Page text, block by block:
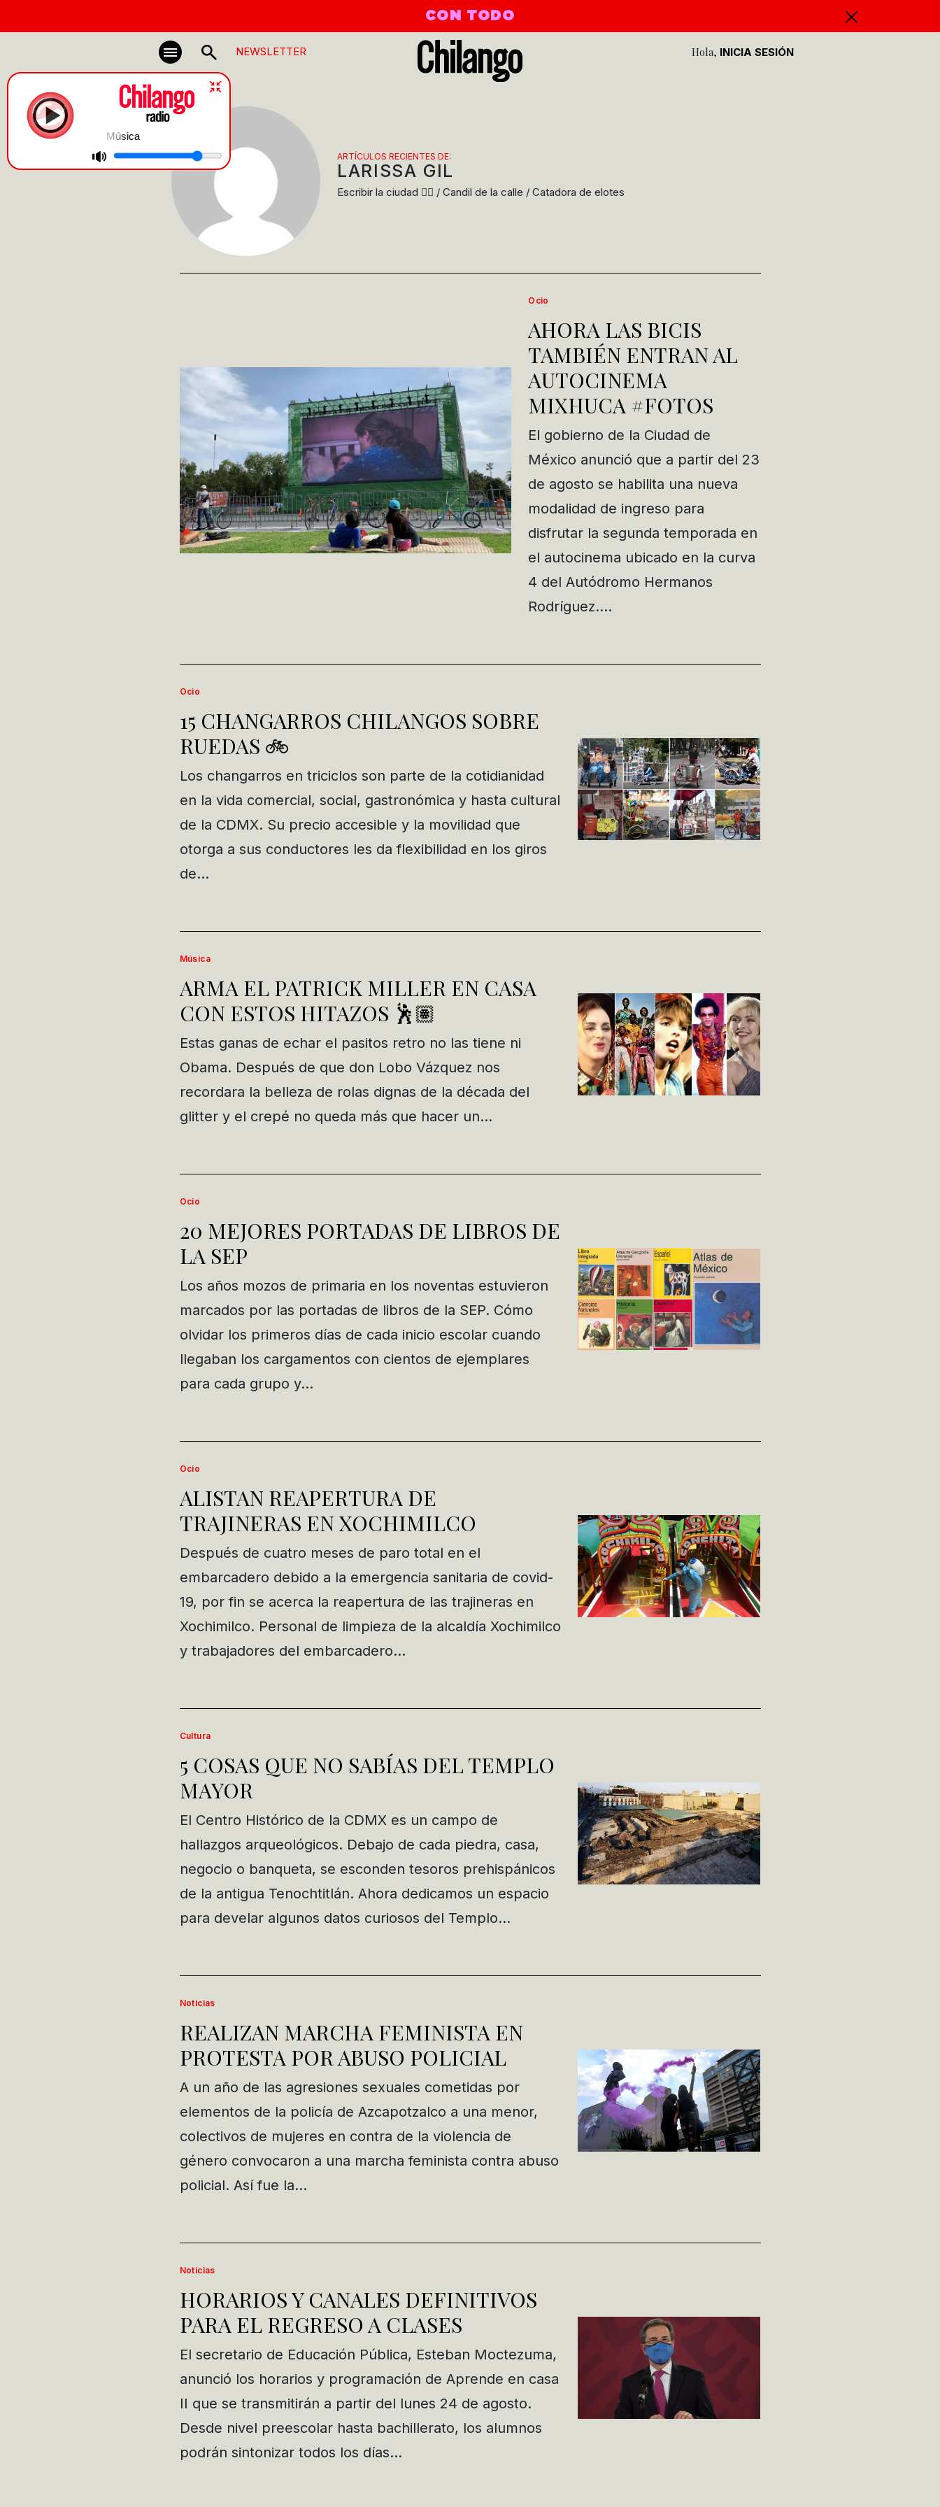
CON TODO
NEWSLETTER Hola, INICIA SESIÓN
Música
ARTÍCULOS RECIENTES DE:
LARISSA GIL
Escribir la ciudad ✍🏾 / Candil de la calle / Catadora de elotes
Ocio
AHORA LAS BICIS
TAMBIÉN ENTRAN AL
AUTOCINEMA
MIXHUCA #FOTOS
El gobierno de la Ciudad de
México anunció que a partir del 23
de agosto se habilita una nueva
modalidad de ingreso para
disfrutar la segunda temporada en
el autocinema ubicado en la curva
4 del Autódromo Hermanos
Rodríguez….
Ocio
15 CHANGARROS CHILANGOS SOBRE
RUEDAS 🚲
Los changarros en triciclos son parte de la cotidianidad
en la vida comercial, social, gastronómica y hasta cultural
de la CDMX. Su precio accesible y la movilidad que
otorga a sus conductores les da flexibilidad en los giros
de…
Música
ARMA EL PATRICK MILLER EN CASA
CON ESTOS HITAZOS 🕺🏽
Estas ganas de echar el pasitos retro no las tiene ni
Obama. Después de que don Lobo Vázquez nos
recordara la belleza de rolas dignas de la década del
glitter y el crepé no queda más que hacer un…
Ocio
20 MEJORES PORTADAS DE LIBROS DE
LA SEP
Los años mozos de primaria en los noventas estuvieron
marcados por las portadas de libros de la SEP. Cómo
olvidar los primeros días de cada inicio escolar cuando
llegaban los cargamentos con cientos de ejemplares
para cada grupo y…
Ocio
ALISTAN REAPERTURA DE
TRAJINERAS EN XOCHIMILCO
Después de cuatro meses de paro total en el
embarcadero debido a la emergencia sanitaria de covid-
19, por fin se acerca la reapertura de las trajineras en
Xochimilco. Personal de limpieza de la alcaldía Xochimilco
y trabajadores del embarcadero…
Cultura
5 COSAS QUE NO SABÍAS DEL TEMPLO
MAYOR
El Centro Histórico de la CDMX es un campo de
hallazgos arqueológicos. Debajo de cada piedra, casa,
negocio o banqueta, se esconden tesoros prehispánicos
de la antigua Tenochtitlán. Ahora dedicamos un espacio
para develar algunos datos curiosos del Templo…
Noticias
REALIZAN MARCHA FEMINISTA EN
PROTESTA POR ABUSO POLICIAL
A un año de las agresiones sexuales cometidas por
elementos de la policía de Azcapotzalco a una menor,
colectivos de mujeres en contra de la violencia de
género convocaron a una marcha feminista contra abuso
policial. Así fue la…
Noticias
HORARIOS Y CANALES DEFINITIVOS
PARA EL REGRESO A CLASES
El secretario de Educación Pública, Esteban Moctezuma,
anunció los horarios y programación de Aprende en casa
II que se transmitirán a partir del lunes 24 de agosto.
Desde nivel preescolar hasta bachillerato, los alumnos
podrán sintonizar todos los días…